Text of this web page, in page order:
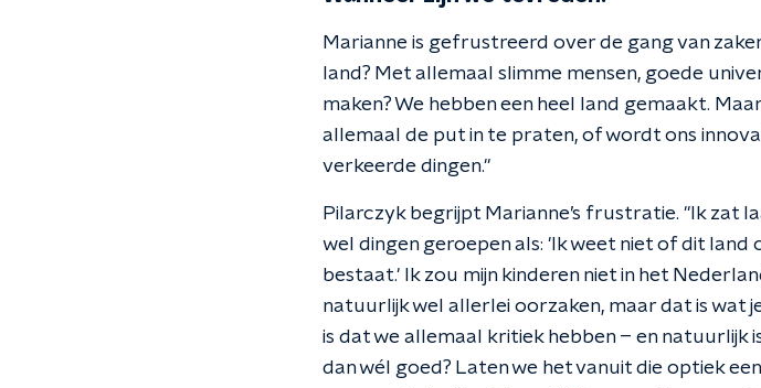
Marianne is gefrustreerd over de gang van
land? Met allemaal slimme mensen, goede
maken? We hebben een heel land gemaakt.
allemaal de put in te praten, of wordt ons
verkeerde dingen."
Pilarczyk begrijpt Marianne’s frustratie. "Ik zat
wel dingen geroepen als: 'Ik weet niet of dit
bestaat.' Ik zou mijn kinderen niet in het
natuurlijk wel allerlei oorzaken, maar dat is wat
is dat we allemaal kritiek hebben – en natuurlijk
dan wél goed? Laten we het vanuit die optiek